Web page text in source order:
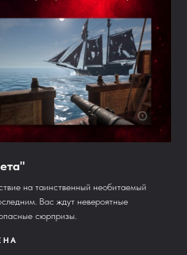
на таинственный необитаемый
Вас ждут невероятные
сюрпризы.